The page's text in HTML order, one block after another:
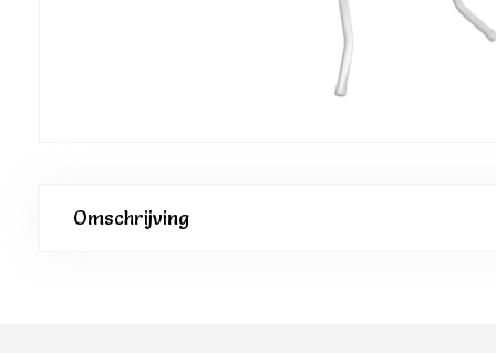
Omschrijving